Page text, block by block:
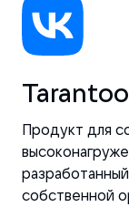
Продукт для
собственной